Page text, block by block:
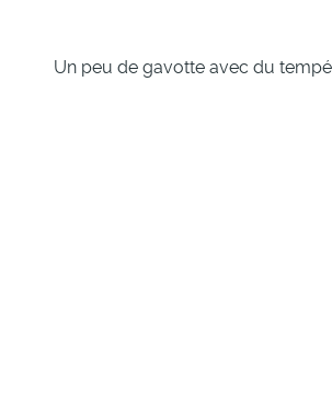
Un peu de gavotte avec du